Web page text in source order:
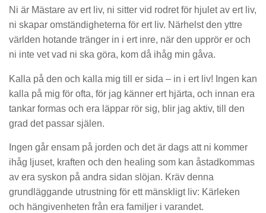
Ni är Mästare av ert liv, ni sitter vid rodret för hjulet av ert liv,
ni skapar omständigheterna för ert liv. Närhelst den yttre
världen hotande tränger in i ert inre, när den upprör er och
ni inte vet vad ni ska göra, kom då ihåg min gåva.
Kalla på den och kalla mig till er sida – in i ert liv! Ingen kan
kalla på mig för ofta, för jag känner ert hjärta, och innan era
tankar formas och era läppar rör sig, blir jag aktiv, till den
grad det passar själen.
Ingen går ensam på jorden och det är dags att ni kommer
ihåg ljuset, kraften och den healing som kan åstadkommas
av era syskon på andra sidan slöjan. Kräv denna
grundläggande utrustning för ett mänskligt liv: Kärleken
och hängivenheten från era familjer i varandet.